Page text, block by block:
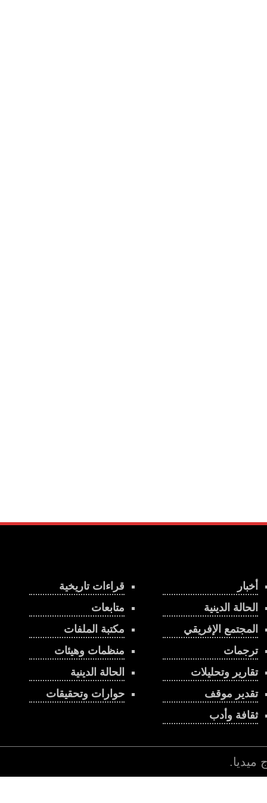
قراءات تاريخية
متابعات
مكتبة الملفات
منظمات وهيئات
الحالة الدينية
حوارات وتحقيقات
أخبار
الحالة الدينية
المجتمع الإفريقي
ترجمات
تقارير وتحليلات
تقدير موقف
ثقافة وأدب
ميديا.